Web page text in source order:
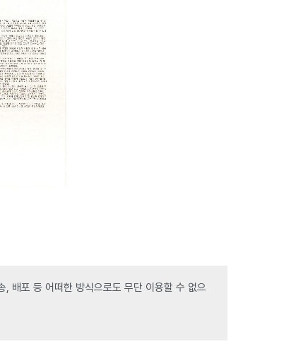
배포 등 어떠한 방식으로도 무단 이용할 수 없으